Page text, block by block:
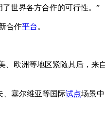
世界各方合作的可行性。”
合作平台 。
、欧洲等地区紧随其后，来
、塞尔维亚等国际试点场景